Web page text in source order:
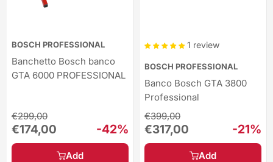
BOSCH PROFESSIONAL
Banchetto Bosch banco
GTA 6000 PROFESSIONAL
Sale
price
€174,00
Regular
price
€299,00
-42%
Add
1 review
BOSCH PROFESSIONAL
Banco Bosch GTA 3800
Professional
Sale
price
€317,00
Regular
price
€399,00
-21%
Add